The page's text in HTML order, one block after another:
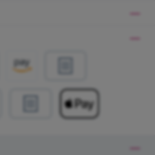
Rechnungskauf über